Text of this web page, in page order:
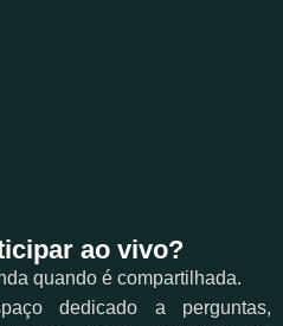
ao vivo?
quando é compartilhada.
dedicado a perguntas,